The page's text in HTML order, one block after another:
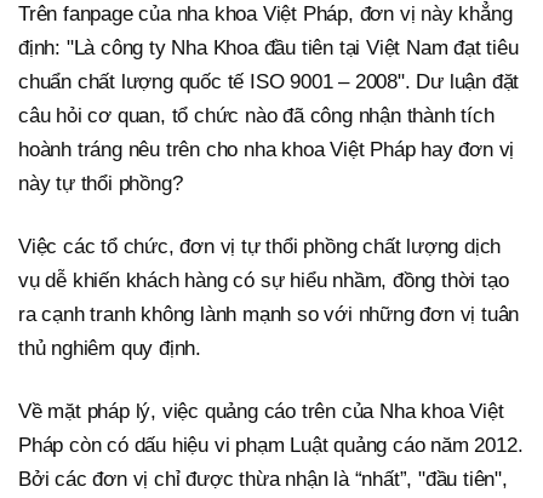
Trên fanpage của nha khoa Việt Pháp, đơn vị này khẳng
định: "Là công ty Nha Khoa đầu tiên tại Việt Nam đạt tiêu
chuẩn chất lượng quốc tế ISO 9001 – 2008". Dư luận đặt
câu hỏi cơ quan, tổ chức nào đã công nhận thành tích
hoành tráng nêu trên cho nha khoa Việt Pháp hay đơn vị
này tự thổi phồng?
Việc các tổ chức, đơn vị tự thổi phồng chất lượng dịch
vụ dễ khiến khách hàng có sự hiểu nhầm, đồng thời tạo
ra cạnh tranh không lành mạnh so với những đơn vị tuân
thủ nghiêm quy định.
Về mặt pháp lý, việc quảng cáo trên của Nha khoa Việt
Pháp còn có dấu hiệu vi phạm Luật quảng cáo năm 2012.
Bởi các đơn vị chỉ được thừa nhận là “nhất”, "đầu tiên",